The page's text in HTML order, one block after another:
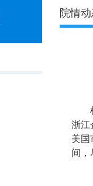
院情
浙江
美国
间，